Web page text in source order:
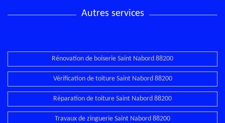
Autres services
Rénovation de boiserie Saint Nabord 88200
Vérification de toiture Saint Nabord 88200
Réparation de toiture Saint Nabord 88200
Travaux de zinguerie Saint Nabord 88200